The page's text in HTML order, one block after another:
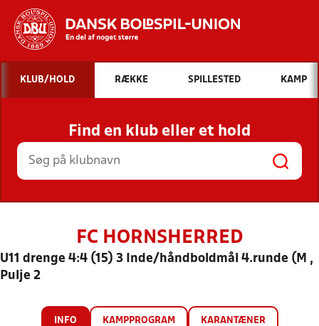
Hvad vil du søge efter?
INDHOLD OG NYHEDER
STILLINGER, RESULTATER, KLUBBER OG
HOLD
KLUB/HOLD RÆKKE SPILLESTED KAMP
Find en klub eller et hold
FC HORNSHERRED
U11 drenge 4:4 (15) 3 Inde/håndboldmål 4.runde (M ,
Pulje 2
INFO KAMPPROGRAM KARANTÆNER